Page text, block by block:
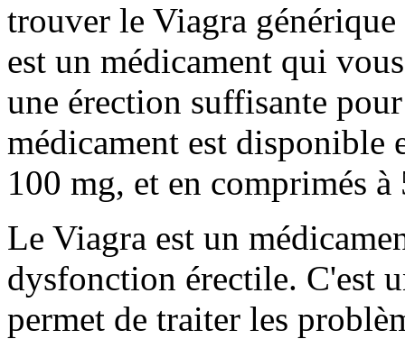
trouver le Viagra
est un médicament qui
une érection suffisante
médicament est disponible
100 mg, et en comprimés
Le Viagra est un
dysfonction érectile. C'est
permet de traiter les